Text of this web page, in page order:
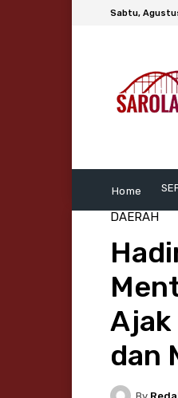
Sabtu,
Home
DAERAH
Ajak
dan